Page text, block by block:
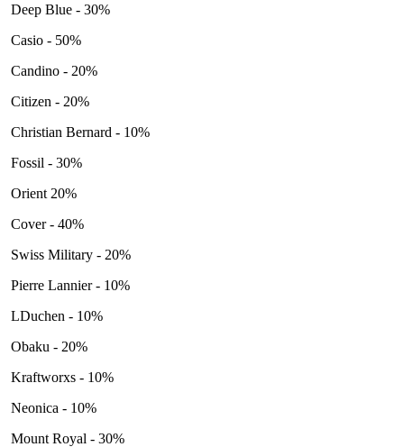
Deep Blue - 30%
Casio - 50%
Candino - 20%
Citizen - 20%
Christian Bernard - 10%
Fossil - 30%
Orient 20%
Cover - 40%
Swiss Military - 20%
Pierre Lannier - 10%
LDuchen - 10%
Obaku - 20%
Kraftworxs - 10%
Neonica - 10%
Mount Royal - 30%